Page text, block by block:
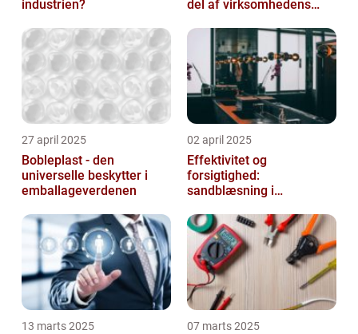
industrien?
del af virksomhedens
27 april 2025
Bobleplast - den
universelle beskytter i
emballageverdenen
02 april 2025
Effektivitet og
forsigtighed:
sandblæsning i
13 marts 2025 07 marts 2025